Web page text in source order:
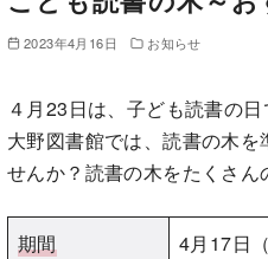
2023年4月16日 お知らせ
４月23日は、子ども読書の日
大野図書館では、読書の木
せんか？読書の木をたくさん
期間
4月17日